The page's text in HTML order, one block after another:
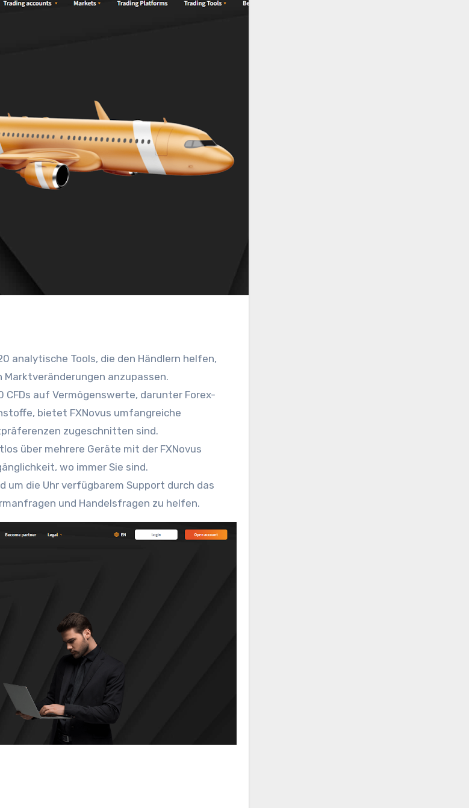
analytische Tools, die den Händlern helfen,
anzupassen.
CFDs auf Vermögenswerte, darunter Forex-
bietet FXNovus umfangreiche
zugeschnitten sind.
über mehrere Geräte mit der FXNovus
wo immer Sie sind.
um die Uhr verfügbarem Support durch das
und Handelsfragen zu helfen.